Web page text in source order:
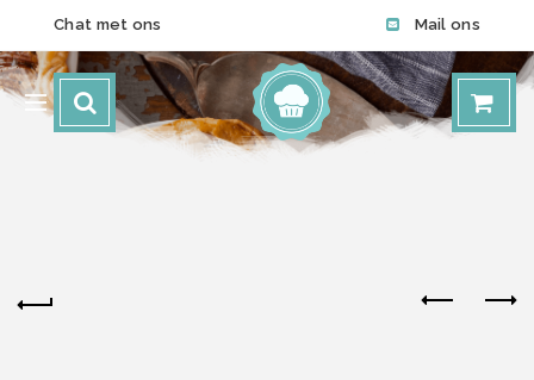
Chat met ons Mail ons